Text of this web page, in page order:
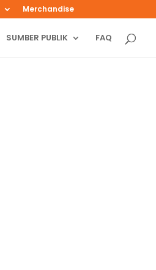
Merchandise
SUMBER PUBLIK FAQ